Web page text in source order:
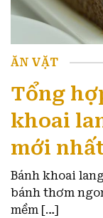
ĂN VẶT
Tổng
khoai
mới nhất
Bánh khoai
bánh thơm
mềm […]